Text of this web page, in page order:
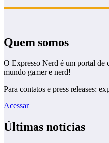
Quem somos
O Expresso Nerd é um portal de
mundo gamer e nerd!
Para contatos e press releases:
Acessar
Últimas notícias